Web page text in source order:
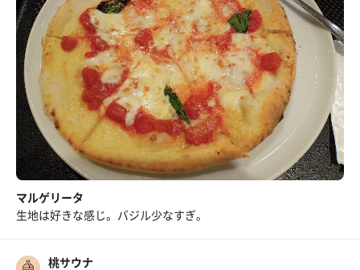
マルゲリータ
生地は好きな感じ。バジル少なすぎ。
桃サウナ